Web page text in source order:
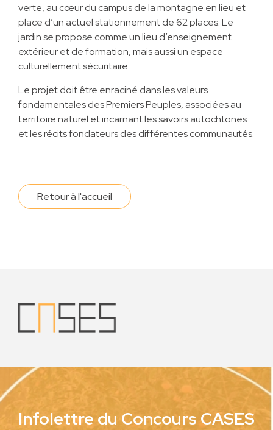
verte, au cœur du campus de la montagne en lieu et
place d’un actuel stationnement de 62 places. Le
jardin se propose comme un lieu d’enseignement
extérieur et de formation, mais aussi un espace
culturellement sécuritaire.
Le projet doit être enraciné dans les valeurs
fondamentales des Premiers Peuples, associées au
territoire naturel et incarnant les savoirs autochtones
et les récits fondateurs des différentes communautés.
Retour à l'accueil
Infolettre du Concours CASES